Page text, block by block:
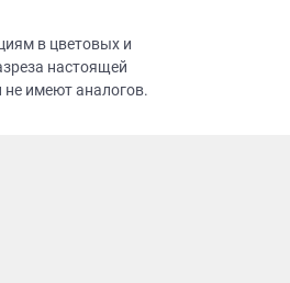
в цветовых и
настоящей
не имеют аналогов.